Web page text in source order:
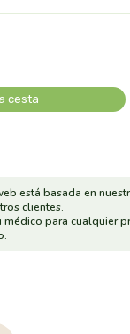
cesta
está basada en
clientes.
para cualquier